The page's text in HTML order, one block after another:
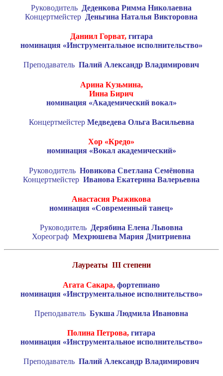
Руководитель Деденкова Римма Николаевна
Концертмейстер Деньгина Наталья Викторовна
Даниил Горват, гитара
номинация «Инструментальное исполнительство»
ПреподавательПалий Александр Владимирович
Арина Кузьмина,
Инна Бирич
номинация «Академический вокал»
Концертмейстер Медведева Ольга Васильевна
Хор «Кредо»
номинация «Вокал академический»
Руководитель Новикова Светлана Семёновна
Концертмейстер Иванова Екатерина Валерьевна
Анастасия Рыжикова
номинация «Современный танец»
Руководитель Дерябина Елена Львовна
Хореограф Мехрюшева Мария Дмитриевна
Лауреаты III степени
Агата Сакара,фортепиано
номинация «Инструментальное исполнительство»
ПреподавательБукша Людмила Ивановна
Полина Петрова,гитара
номинация «Инструментальное исполнительство»
ПреподавательПалий Александр Владимирович